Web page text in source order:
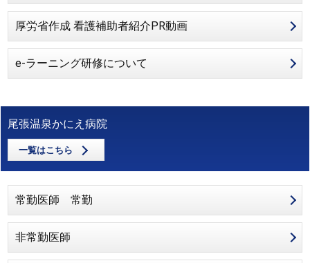
厚労省作成 看護補助者紹介PR動画
e-ラーニング研修について
尾張温泉かにえ病院
一覧はこちら
常勤医師 常勤
非常勤医師